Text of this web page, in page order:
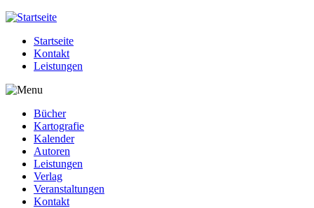
Jump to navigation
Startseite
Kontakt
Leistungen
Bücher
Kartografie
Kalender
Autoren
Leistungen
Verlag
Veranstaltungen
Kontakt